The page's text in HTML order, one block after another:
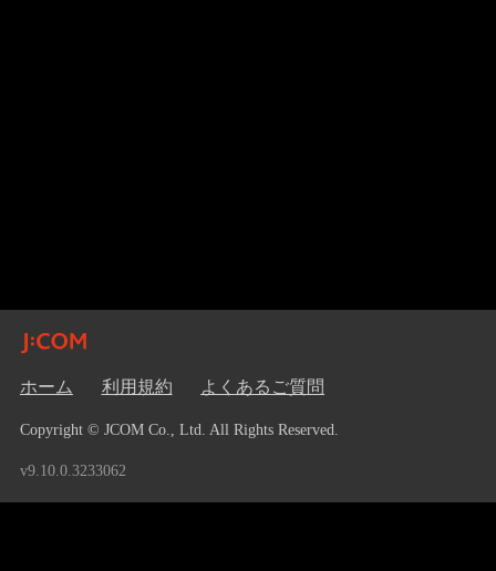
ホーム 利用規約 よくあるご質問
Copyright © JCOM Co., Ltd. All Rights Reserved.
v9.10.0.3233062